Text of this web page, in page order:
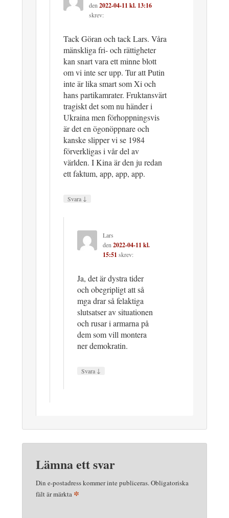
den 2022-04-11 kl. 13:16
skrev:
Tack Göran och tack Lars. Våra
mänskliga fri- och rättigheter
kan snart vara ett minne blott
om vi inte ser upp. Tur att Putin
inte är lika smart som Xi och
hans partikamrater. Fruktansvärt
tragiskt det som nu händer i
Ukraina men förhoppningsvis
är det en ögonöppnare och
kanske slipper vi se 1984
förverkligas i vår del av
världen. I Kina är den ju redan
ett faktum, app, app, app.
Svara ↓
Lars
den 2022-04-11 kl.
15:51 skrev:
Ja, det är dystra tider
och obegripligt att så
mga drar så felaktiga
slutsatser av situationen
och rusar i armarna på
dem som vill montera
ner demokratin.
Svara ↓
Lämna ett svar
Din e-postadress kommer inte publiceras.Obligatoriska
fält är märkta *